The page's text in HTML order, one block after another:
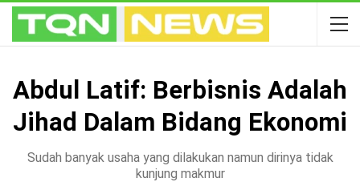
Abdul Latif: Berbisnis Adalah
Jihad Dalam Bidang Ekonomi
Sudah banyak usaha yang dilakukan namun dirinya tidak
kunjung makmur